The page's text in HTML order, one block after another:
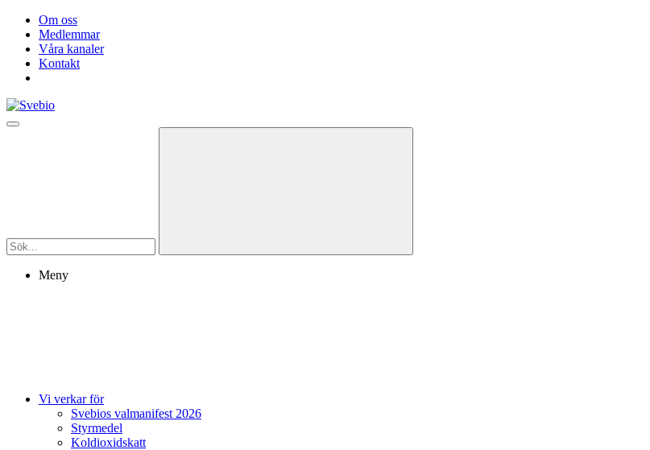
Om oss
Medlemmar
Våra kanaler
Kontakt
Meny
Vi verkar för
Svebios valmanifest 2026
Styrmedel
Koldioxidskatt